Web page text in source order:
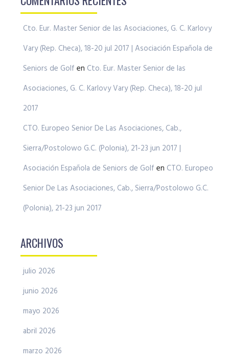
Cto. Eur. Master Senior de las Asociaciones, G. C. Karlovy
Vary (Rep. Checa), 18-20 jul 2017 | Asociación Española de
Seniors de Golf en Cto. Eur. Master Senior de las
Asociaciones, G. C. Karlovy Vary (Rep. Checa), 18-20 jul
2017
CTO. Europeo Senior De Las Asociaciones, Cab.,
Sierra/Postolowo G.C. (Polonia), 21-23 jun 2017 |
Asociación Española de Seniors de Golf en CTO. Europeo
Senior De Las Asociaciones, Cab., Sierra/Postolowo G.C.
(Polonia), 21-23 jun 2017
ARCHIVOS
julio 2026
junio 2026
mayo 2026
abril 2026
marzo 2026